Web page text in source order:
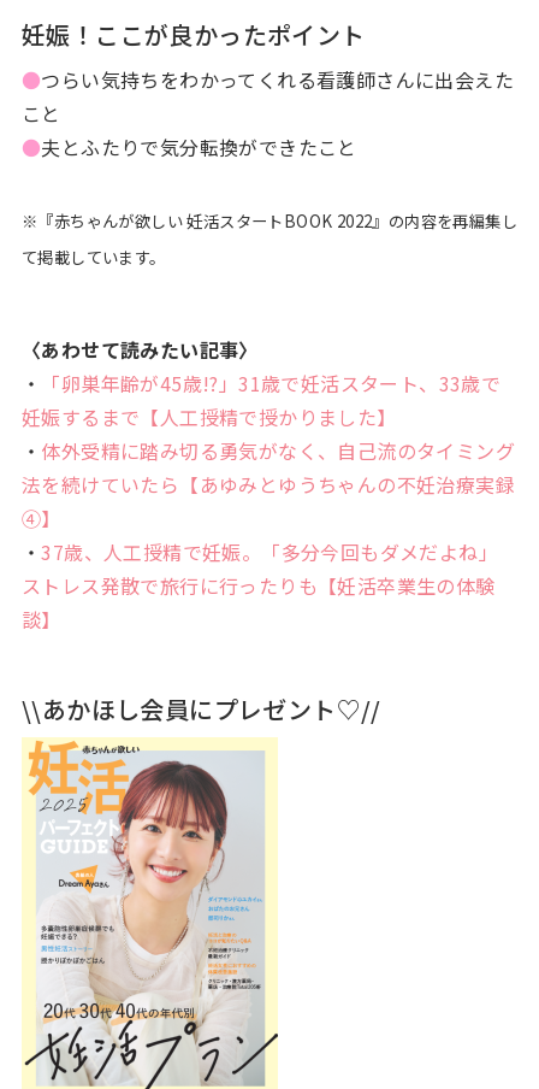
妊娠！ここが良かったポイント
●つらい気持ちをわかってくれる看護師さんに出会えた
こと
●夫とふたりで気分転換ができたこと
※『赤ちゃんが欲しい 妊活スタートBOOK 2022』の内容を再編集し
て掲載しています。
〈あわせて読みたい記事〉
・
「卵巣年齢が45歳!?」31歳で妊活スタート、33歳で
妊娠するまで【人工授精で授かりました】
・ 体外受精に踏み切る勇気がなく、自己流のタイミング
法を続けていたら【あゆみとゆうちゃんの不妊治療実録
④】
・37歳、人工授精で妊娠。「多分今回もダメだよね」
ストレス発散で旅行に行ったりも【妊活卒業生の体験
談】
\\あかほし会員にプレゼント♡//